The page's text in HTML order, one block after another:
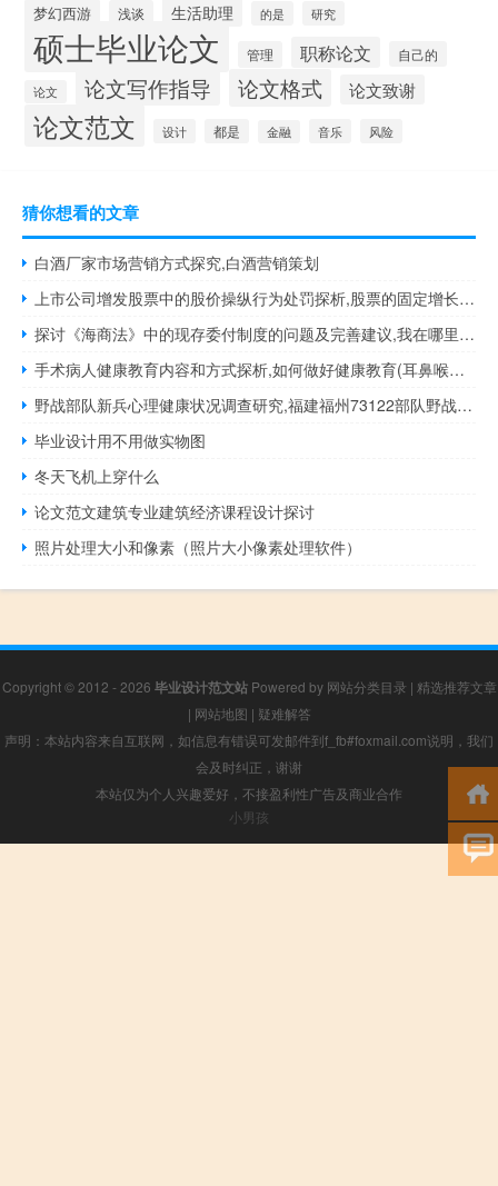
梦幻西游 浅谈 生活助理 的是 研究
硕士毕业论文 管理 职称论文 自己的
论文 论文写作指导 论文格式 论文致谢
论文范文 设计 都是 金融 音乐 风险
猜你想看的文章
白酒厂家市场营销方式探究,白酒营销策划
上市公司增发股票中的股价操纵行为处罚探析,股票的固定增长是好是坏
探讨《海商法》中的现存委付制度的问题及完善建议,我在哪里可以找到海商法的考试题目？急迫的
手术病人健康教育内容和方式探析,如何做好健康教育(耳鼻喉科患者)
野战部队新兵心理健康状况调查研究,福建福州73122部队野战部队男朋友新兵
毕业设计用不用做实物图
冬天飞机上穿什么
论文范文建筑专业建筑经济课程设计探讨
照片处理大小和像素（照片大小像素处理软件）
Copyright © 2012 - 2026 毕业设计范文站Powered by 网站分类目录 | 精选推荐文章
| 网站地图 | 疑难解答
声明：本站内容来自互联网，如信息有错误可发邮件到f_fb#foxmail.com说明，我们
会及时纠正，谢谢
本站仅为个人兴趣爱好，不接盈利性广告及商业合作
小男孩